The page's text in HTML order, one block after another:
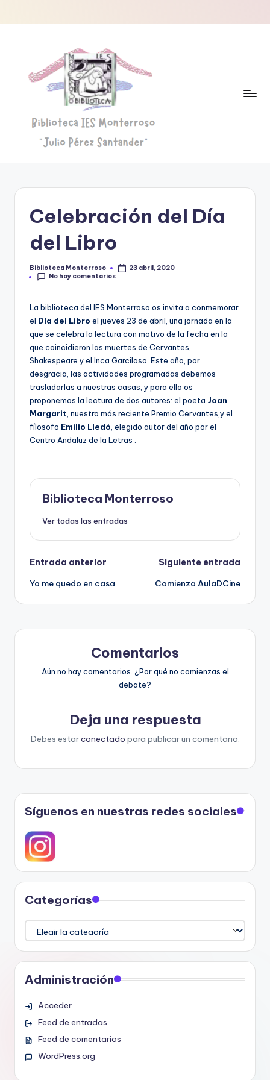
Saltar
Celebración del Día
del Libro
Publicado
por
Biblioteca Monterroso
23 abril, 2020
No hay comentarios
La biblioteca del IES Monterroso os invita a conmemorar
el Día del Libro el jueves 23 de abril, una jornada en la
que se celebra la lectura con motivo de la fecha en la
que coincidieron las muertes de Cervantes,
Shakespeare y el Inca Garcilaso. Este año, por
desgracia, las actividades programadas debemos
trasladarlas a nuestras casas, y para ello os
proponemos la lectura de dos autores: el poeta Joan
Margarit , nuestro más reciente Premio Cervantes,y el
fílosofo Emilio Lledó , elegido autor del año por el
Centro Andaluz de la Letras .
Biblioteca Monterroso
Ver todas las entradas
Navegación
de
Entrada anterior
Yo me quedo en casa
Siguiente entrada
Comienza AulaDCine
Comentarios
Aún no hay comentarios. ¿Por qué no comienzas el
debate?
Deja una respuesta
Debes estarconectado para publicar un comentario.
Síguenos en nuestras redes sociales
Categorías
Categorías
Administración
Acceder
Feed de entradas
Feed de comentarios
WordPress.org